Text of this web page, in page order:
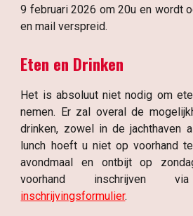
9 februari 2026 om 20u en wordt
en mail verspreid.
Eten en Drinken
Het is absoluut niet nodig om
nemen. Er zal overal de
drinken, zowel in de jachthaven
lunch hoeft u niet op voorhand
avondmaal en ontbijt op
voorhand inschrijven
inschrijvingsformulier.